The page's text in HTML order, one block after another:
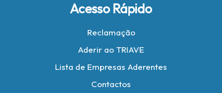
Acesso Rápido
Reclamação
Aderir ao TRIAVE
Lista de Empresas Aderentes
Contactos